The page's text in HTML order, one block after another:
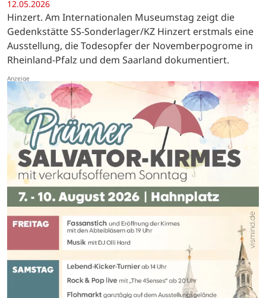
12.05.2026
Hinzert. Am Internationalen Museumstag zeigt die
Gedenkstätte SS-Sonderlager/KZ Hinzert erstmals eine
Ausstellung, die Todesopfer der Novemberpogrome in
Rheinland-Pfalz und dem Saarland dokumentiert.